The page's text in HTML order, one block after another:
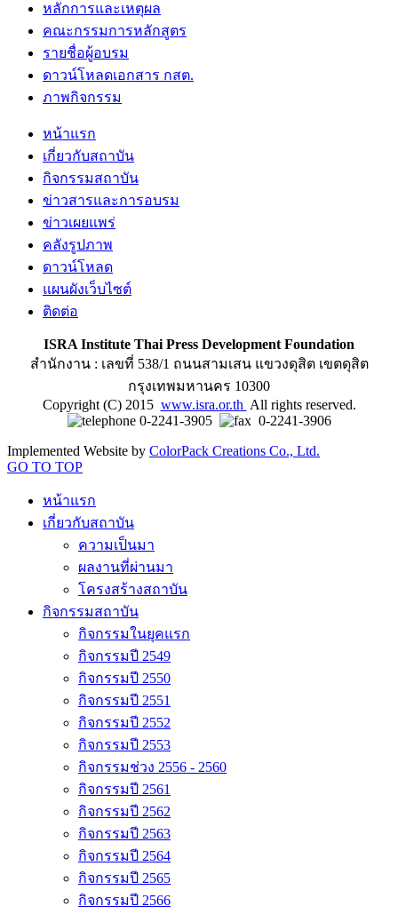
หลักการและเหตุผล
คณะกรรมการหลักสูตร
รายชื่อผู้อบรม
ดาวน์โหลดเอกสาร กสต.
ภาพกิจกรรม
หน้าแรก
เกี่ยวกับสถาบัน
กิจกรรมสถาบัน
ข่าวสารและการอบรม
ข่าวเผยแพร่
คลังรูปภาพ
ดาวน์โหลด
แผนผังเว็บไซต์
ติดต่อ
ISRA Institute Thai Press Development Foundation
สำนักงาน : เลขที่ 538/1 ถนนสามเสน แขวงดุสิต เขตดุสิต
กรุงเทพมหานคร 10300
Copyright (C) 2015 www.isra.or.th All rights reserved.
0-2241-3905
0-2241-3906
Implemented Website by ColorPack Creations Co., Ltd.
GO TO TOP
หน้าแรก
เกี่ยวกับสถาบัน
ความเป็นมา
ผลงานที่ผ่านมา
โครงสร้างสถาบัน
กิจกรรมสถาบัน
กิจกรรมในยุคแรก
กิจกรรมปี 2549
กิจกรรมปี 2550
กิจกรรมปี 2551
กิจกรรมปี 2552
กิจกรรมปี 2553
กิจกรรมช่วง 2556 - 2560
กิจกรรมปี 2561
กิจกรรมปี 2562
กิจกรรมปี 2563
กิจกรรมปี 2564
กิจกรรมปี 2565
กิจกรรมปี 2566